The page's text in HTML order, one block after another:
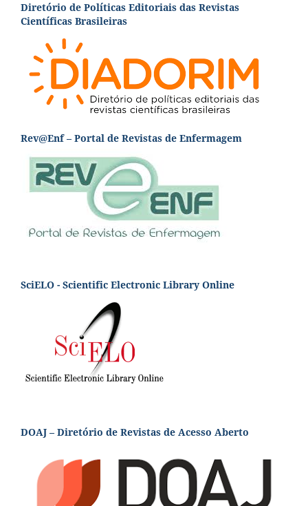
Diretório de Políticas Editoriais das Revistas
Científicas Brasileiras
Rev@Enf – Portal de Revistas de Enfermagem
SciELO - Scientific Electronic Library Online
DOAJ – Diretório de Revistas de Acesso Aberto